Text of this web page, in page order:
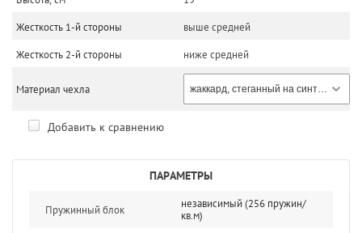
Жесткость 1-й стороны
выше средней
Жесткость 2-й стороны
ниже средней
Материал чехла жаккард, стеганный на синтепоне
Добавить к сравнению
ПАРАМЕТРЫ
Пружинный блок
независимый (256 пружин/
кв.м)